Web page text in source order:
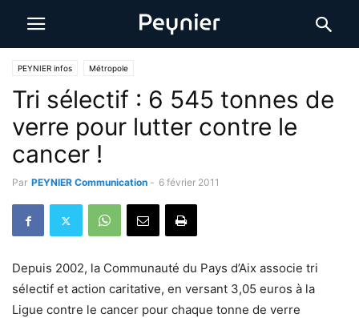
PEYNIER infos Métropole
Tri sélectif : 6 545 tonnes de
verre pour lutter contre le
cancer !
Par PEYNIER Communication - 6 février 2011
Depuis 2002, la Communauté du Pays d’Aix associe tri
sélectif et action caritative, en versant 3,05 euros à la
Ligue contre le cancer pour chaque tonne de verre